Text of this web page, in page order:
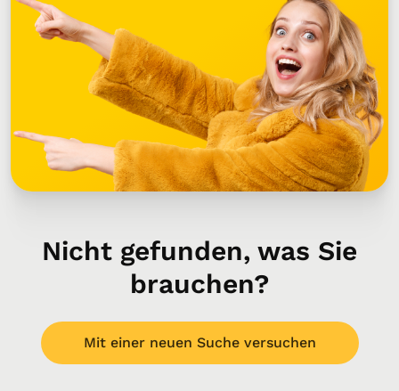
Nicht gefunden, was Sie
brauchen?
Mit einer neuen Suche versuchen